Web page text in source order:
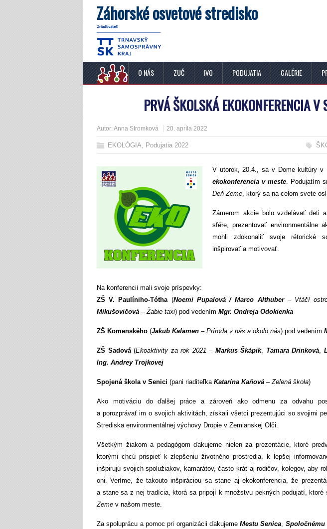
Záhorské osvetové stredisko
O NÁS ZUČ IVO PODUJATIA GALÉRIE
PRVÁ ŠKOLSKÁ EKOKONFERENCIA V
Autor:Anna Stromková 20. apríla 2022
EKOLÓGIA, Podujatia 2022
V utorok, 20.4., sa v Dome kultúry v
ekokonferencia v meste. Podujatím
Deň Zeme, ktorý sa na celom svete
Zámerom akcie bolo vzdelávať deti
sfére, prezentovať environmentálne
mohli zdokonaliť svoje rétorické
inšpirovať a motivovať.
Na konferencii mali svoje príspevky:
ZŠ V. Paulíniho-Tótha(Noemi Pupalová / Marco Althuber– Vtáčí
Mikušovičová –Žabie taxi) pod vedením Mgr. Ondreja Odokienka
ZŠ Komenského (Jakub Kalamen – Príroda v nás a okolo nás) pod vedením
ZŠ Sadová(Ekoaktivity za rok 2021 – Markus Škápik, Tamara Drinková,
Ing. Andrey Trojkovej
Spojená škola v Senici (pani riaditeľkaKatarína Kaňová –Zelená škola)
Ako motiváciu do ďalšej práce a zároveň ako odmenu za odvahu
a porozprávať im o svojich aktivitách, získali všetci prezentujúci so svojimi
Strediska environmentálnej výchovy Dropie v Zemianskej Olči.
Všetkým žiakom a pedagógom ďakujeme nielen za prezentácie, ktoré
ktorými chcú prispieť k zlepšeniu životného prostredia, k lepšej
inšpirujú svojich spolužiakov, kamarátov, často krát aj rodičov, kolegov, aby
oni. Veríme, že takouto inšpiráciou sa stane aj ekokonferencia, že
a stane sa z nej tradícia, ktorá sa pripojí k množstvu pekných podujatí, ktoré
Zeme v našom meste.
Za spoluprácu a pomoc pri organizácii ďakujemeMestu Senica,